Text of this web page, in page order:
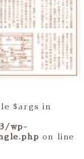
$args in
wp-
on line